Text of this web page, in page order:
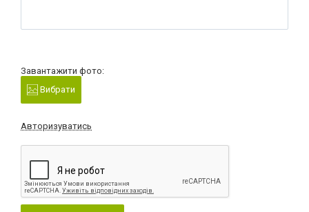
Завантажити фото:
Вибрати
Авторизуватись